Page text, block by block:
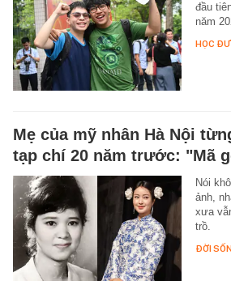
đầu
năm
HỌC
Mẹ của mỹ nhân Hà Nội
tạp chí 20 năm trước: "Mã
Nói
ảnh,
xưa
trồ.
ĐỜI